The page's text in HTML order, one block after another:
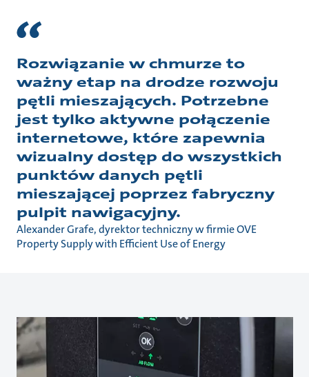
Rozwiązanie w chmurze to
ważny etap na drodze rozwoju
pętli mieszających. Potrzebne
jest tylko aktywne połączenie
internetowe, które zapewnia
wizualny dostęp do wszystkich
punktów danych pętli
mieszającej poprzez fabryczny
pulpit nawigacyjny.
Alexander Grafe, dyrektor techniczny w firmie OVE
Property Supply with Efficient Use of Energy